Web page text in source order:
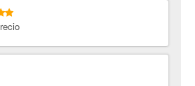
los gatos de envío.
comercial de producto ibérico que
de competitividad en el profundo
lo largo de una extensa carrera de
en el sector, culminada en 1998 con la